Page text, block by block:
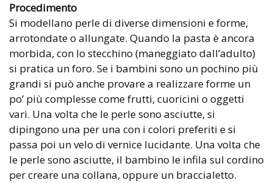
Procedimento
Si modellano perle di diverse dimensioni e forme,
arrotondate o allungate. Quando la pasta è ancora
morbida, con lo stecchino (maneggiato dall’adulto)
si pratica un foro. Se i bambini sono un pochino più
grandi si può anche provare a realizzare forme un
po’ più complesse come frutti, cuoricini o oggetti
vari. Una volta che le perle sono asciutte, si
dipingono una per una con i colori preferiti e si
passa poi un velo di vernice lucidante. Una volta che
le perle sono asciutte, il bambino le infila sul cordino
per creare una collana, oppure un braccialetto.